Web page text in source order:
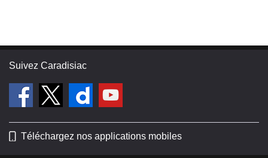
Suivez Caradisiac
Téléchargez nos applications mobiles